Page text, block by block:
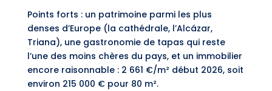
Points forts : un patrimoine parmi les plus
denses d’Europe (la cathédrale, l’Alcázar,
Triana), une gastronomie de tapas qui reste
l’une des moins chères du pays, et un immobilier
encore raisonnable : 2 661 €/m² début 2026, soit
environ 215 000 € pour 80 m².